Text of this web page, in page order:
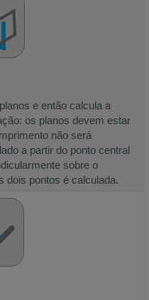
e então calcula a
os planos devem estar
não será
a partir do ponto central
sobre o
dois pontos é calculada.